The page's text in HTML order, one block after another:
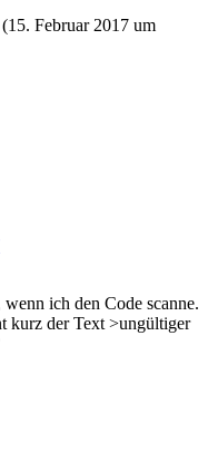
(15. Februar 2017 um
ich den Code scanne.
kurz der Text >ungültiger